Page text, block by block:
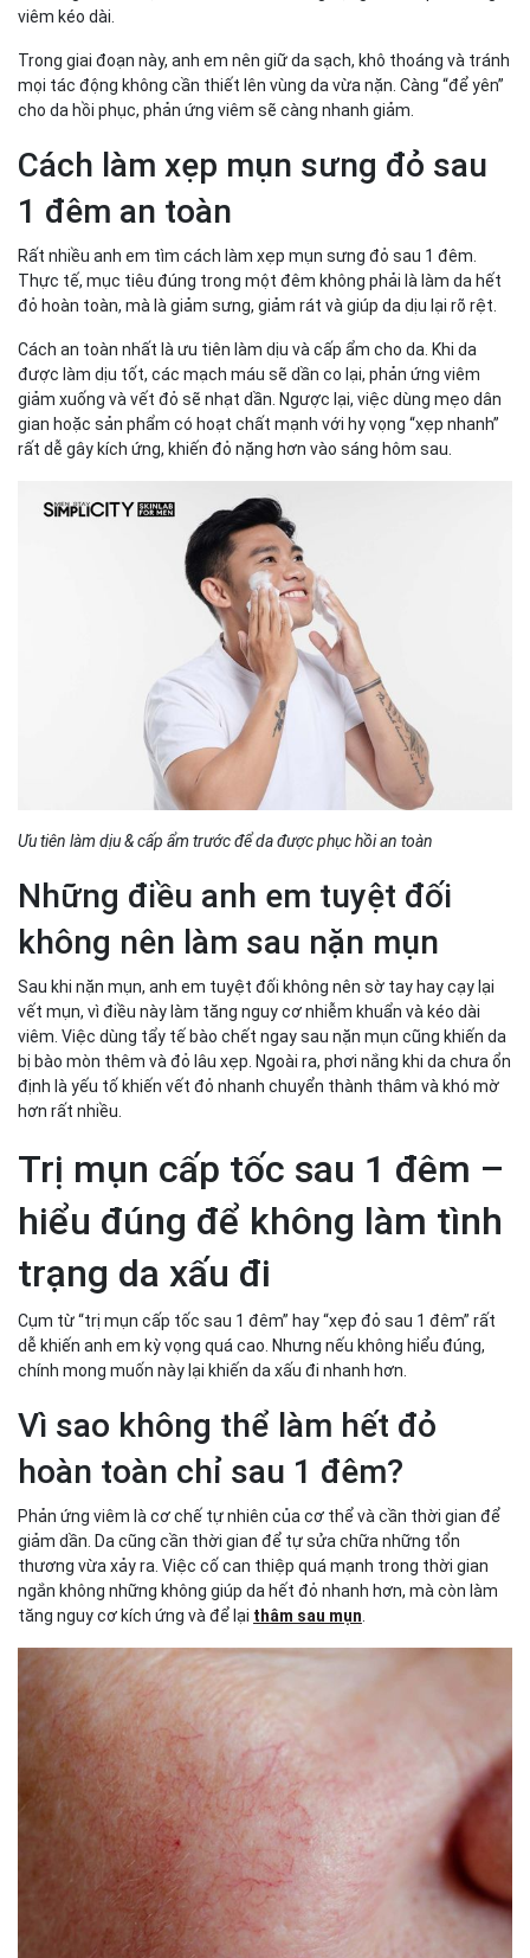
viêm kéo dài.
Trong giai đoạn này, anh em nên giữ da sạch, khô thoáng và tránh
mọi tác động không cần thiết lên vùng da vừa nặn. Càng “để yên”
cho da hồi phục, phản ứng viêm sẽ càng nhanh giảm.
Cách làm xẹp mụn sưng đỏ sau
1 đêm an toàn
Rất nhiều anh em tìm cách làm xẹp mụn sưng đỏ sau 1 đêm.
Thực tế, mục tiêu đúng trong một đêm không phải là làm da hết
đỏ hoàn toàn, mà là giảm sưng, giảm rát và giúp da dịu lại rõ rệt.
Cách an toàn nhất là ưu tiên làm dịu và cấp ẩm cho da. Khi da
được làm dịu tốt, các mạch máu sẽ dần co lại, phản ứng viêm
giảm xuống và vết đỏ sẽ nhạt dần. Ngược lại, việc dùng mẹo dân
gian hoặc sản phẩm có hoạt chất mạnh với hy vọng “xẹp nhanh”
rất dễ gây kích ứng, khiến đỏ nặng hơn vào sáng hôm sau.
Ưu tiên làm dịu & cấp ẩm trước để da được phục hồi an toàn
Những điều anh em tuyệt đối
không nên làm sau nặn mụn
Sau khi nặn mụn, anh em tuyệt đối không nên sờ tay hay cạy lại
vết mụn, vì điều này làm tăng nguy cơ nhiễm khuẩn và kéo dài
viêm. Việc dùng tẩy tế bào chết ngay sau nặn mụn cũng khiến da
bị bào mòn thêm và đỏ lâu xẹp. Ngoài ra, phơi nắng khi da chưa ổn
định là yếu tố khiến vết đỏ nhanh chuyển thành thâm và khó mờ
hơn rất nhiều.
Trị mụn cấp tốc sau 1 đêm –
hiểu đúng để không làm tình
trạng da xấu đi
Cụm từ “trị mụn cấp tốc sau 1 đêm” hay “xẹp đỏ sau 1 đêm” rất
dễ khiến anh em kỳ vọng quá cao. Nhưng nếu không hiểu đúng,
chính mong muốn này lại khiến da xấu đi nhanh hơn.
Vì sao không thể làm hết đỏ
hoàn toàn chỉ sau 1 đêm?
Phản ứng viêm là cơ chế tự nhiên của cơ thể và cần thời gian để
giảm dần. Da cũng cần thời gian để tự sửa chữa những tổn
thương vừa xảy ra. Việc cố can thiệp quá mạnh trong thời gian
ngắn không những không giúp da hết đỏ nhanh hơn, mà còn làm
tăng nguy cơ kích ứng và để lại thâm sau mụn